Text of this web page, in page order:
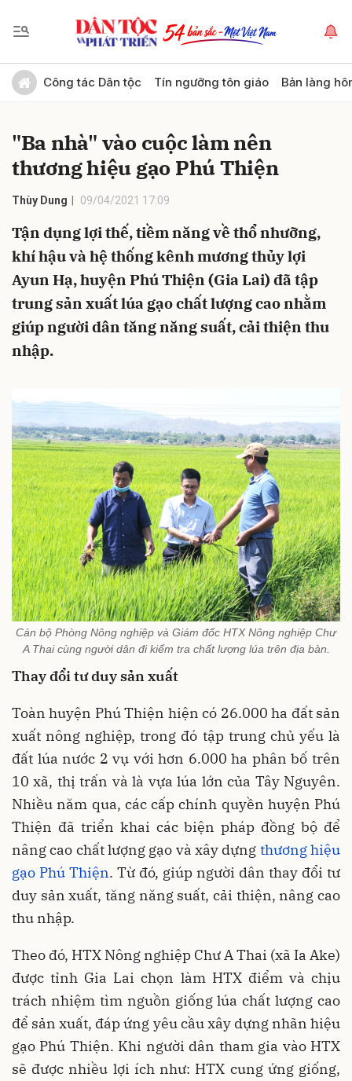
Công tác Dân tộc Tín ngưỡng tôn giáo Bản làng
"Ba nhà" vào cuộc làm nên
thương hiệu gạo Phú Thiện
Thùy Dung 09/04/2021 17:09
Tận dụng lợi thế, tiềm năng về thổ nhưỡng,
khí hậu và hệ thống kênh mương thủy lợi
Ayun Hạ, huyện Phú Thiện (Gia Lai) đã tập
trung sản xuất lúa gạo chất lượng cao nhằm
giúp người dân tăng năng suất, cải thiện thu
nhập.
Cán bộ Phòng Nông nghiệp và Giám đốc HTX Nông nghiệp Chư
A Thai cùng người dân đi kiểm tra chất lượng lúa trên địa bàn.
Thay đổi tư duy sản xuất
Toàn huyện Phú Thiện hiện có 26.000 ha đất sản
xuất nông nghiệp, trong đó tập trung chủ yếu là
đất lúa nước 2 vụ với hơn 6.000 ha phân bố trên
10 xã, thị trấn và là vựa lúa lớn của Tây Nguyên.
Nhiều năm qua, các cấp chính quyền huyện Phú
Thiện đã triển khai các biện pháp đồng bộ để
nâng cao chất lượng gạo và xây dựng thương hiệu
gạo Phú Thiện. Từ đó, giúp người dân thay đổi tư
duy sản xuất, tăng năng suất, cải thiện, nâng cao
thu nhập.
Theo đó, HTX Nông nghiệp Chư A Thai (xã Ia Ake)
được tỉnh Gia Lai chọn làm HTX điểm và chịu
trách nhiệm tìm nguồn giống lúa chất lượng cao
để sản xuất, đáp ứng yêu cầu xây dựng nhãn hiệu
gạo Phú Thiện. Khi người dân tham gia vào HTX
sẽ được nhiều lợi ích như: HTX cung ứng giống,
Gửi bình luận
Hủy Gửi